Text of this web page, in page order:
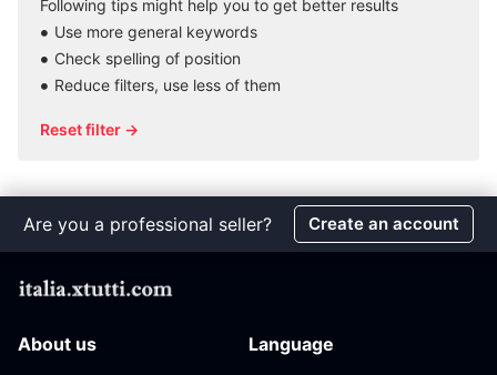
Following tips might help you to get better results
Use more general keywords
Check spelling of position
Reduce filters, use less of them
Reset filter →
Are you a professional seller? Create an account
About us Language